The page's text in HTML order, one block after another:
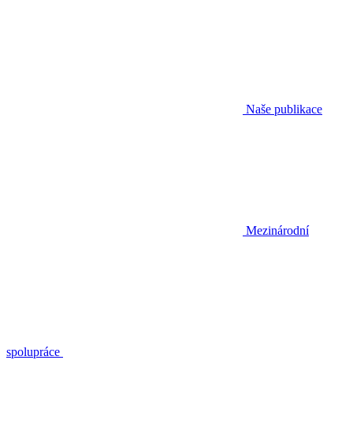
Naše publikace
Mezinárodní
spolupráce